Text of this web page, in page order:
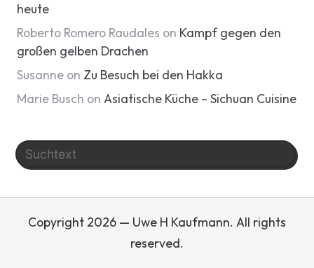
heute
Roberto Romero Raudales on Kampf gegen den
großen gelben Drachen
Susanne on Zu Besuch bei den Hakka
Marie Busch on Asiatische Küche – Sichuan Cuisine
Search
Copyright 2026 — Uwe H Kaufmann. All rights
reserved.